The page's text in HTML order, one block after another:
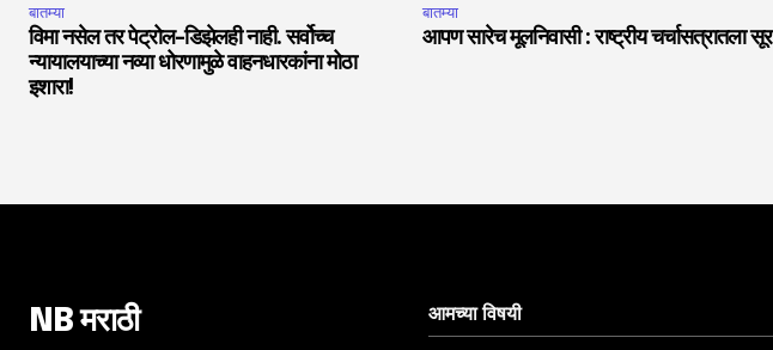
बातम्या
विमा नसेल तर पेट्रोल-डिझेलही नाही. सर्वोच्च
न्यायालयाच्या नव्या धोरणामुळे वाहनधारकांना मोठा
इशारा!
बातम्या
आपण सारेच मूलनिवासी : राष्ट्रीय चर्चासत्रातला सूर
NB मराठी आमच्या विषयी